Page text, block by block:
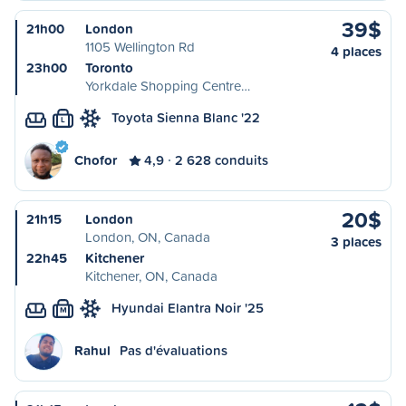
21h00
London
1105 Wellington Rd
23h00
Toronto
Yorkdale Shopping Centre…
39$
4 places
L Toyota Sienna Blanc '22
Chofor 4,9 2 628 conduits
21h15
London
London, ON, Canada
22h45
Kitchener
Kitchener, ON, Canada
20$
3 places
M Hyundai Elantra Noir '25
Rahul Pas d'évaluations